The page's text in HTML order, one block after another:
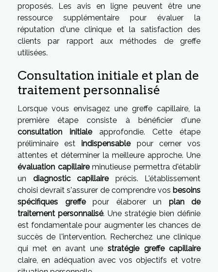
proposés. Les avis en ligne peuvent être une
ressource supplémentaire pour évaluer la
réputation d'une clinique et la satisfaction des
clients par rapport aux méthodes de greffe
utilisées.
Consultation initiale et plan de
traitement personnalisé
Lorsque vous envisagez une greffe capillaire, la
première étape consiste à bénéficier d'une
consultation initialeapprofondie. Cette étape
préliminaire est indispensablepour cerner vos
attentes et déterminer la meilleure approche. Une
évaluation capillaireminutieuse permettra d'établir
un diagnostic capillaireprécis. L'établissement
choisi devrait s'assurer de comprendre vos besoins
spécifiques greffepour élaborer un plan de
traitement personnalisé. Une stratégie bien définie
est fondamentale pour augmenter les chances de
succès de l'intervention. Recherchez une clinique
qui met en avant unestratégie greffe capillaire
claire, en adéquation avec vos objectifs et votre